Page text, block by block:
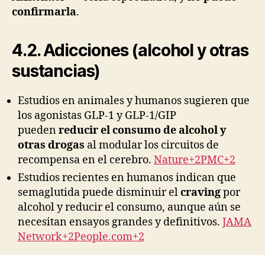
confirmarla.
4.2. Adicciones (alcohol y otras
sustancias)
Estudios en animales y humanos sugieren que
los agonistas GLP-1 y GLP-1/GIP
puedenreducir el consumo de alcohol y
otras drogas al modular los circuitos de
recompensa en el cerebro. Nature+2PMC+2
Estudios recientes en humanos indican que
semaglutida puede disminuir elcravingpor
alcohol y reducir el consumo, aunque aún se
necesitan ensayos grandes y definitivos. JAMA
Network+2People.com+2